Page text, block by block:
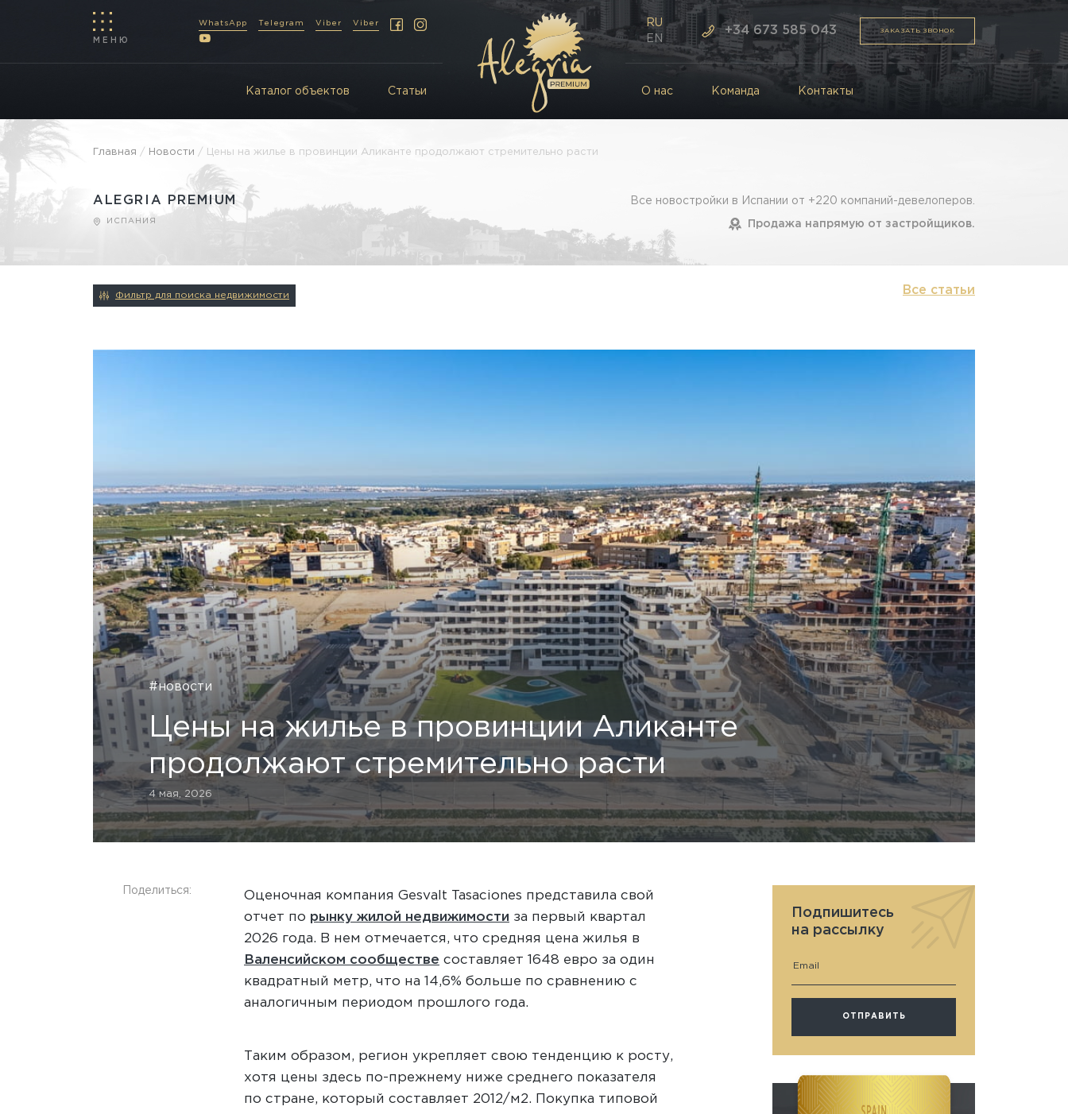
МЕНЮ
WhatsApp Telegram Viber Viber
RU
EN
+34 673 585 043 ЗАКАЗАТЬ ЗВОНОК
Каталог объектов Статьи О нас Команда Контакты
Главная / Новости / Цены на жилье в провинции Аликанте продолжают стремительно расти
ALEGRIA PREMIUM
ИСПАНИЯ
Все новостройки в Испании от +220 компаний-девелоперов.
Продажа напрямую от застройщиков.
Фильтр для поиска недвижимости Все статьи
#новости
Цены на жилье в провинции Аликанте
продолжают стремительно расти
4 мая, 2026
Поделиться:
Оценочная компания Gesvalt Tasaciones представила свой
отчет по рынку жилой недвижимости за первый квартал
2026 года. В нем отмечается, что средняя цена жилья в
Валенсийском сообществе составляет 1648 евро за один
квадратный метр, что на 14,6% больше по сравнению с
аналогичным периодом прошлого года.
Таким образом, регион укрепляет свою тенденцию к росту,
хотя цены здесь по-прежнему ниже среднего показателя
по стране, который составляет 2012/м2. Покупка типовой
Подпишитесь
на рассылку